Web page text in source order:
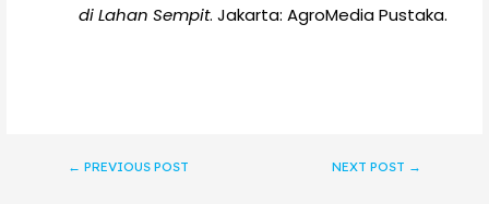
di Lahan Sempit. Jakarta: AgroMedia Pustaka.
← PREVIOUS POST NEXT POST →